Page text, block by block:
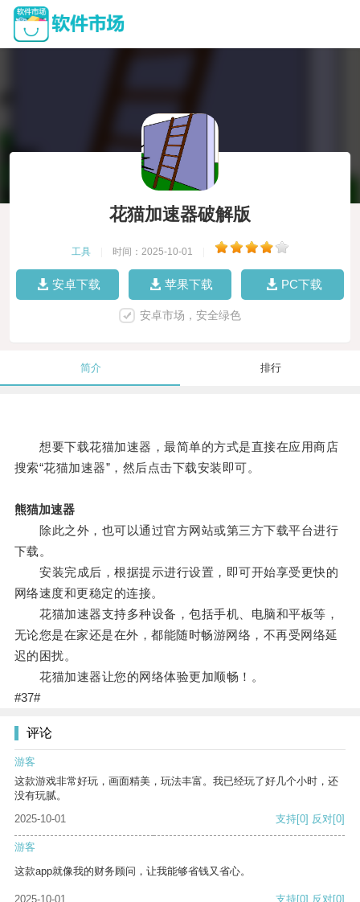
花猫加速器破解版
工具 时间：2025-10-01
安卓下载 苹果下载 PC下载
安卓市场，安全绿色
简介 排行
想要下载花猫加速器，最简单的方式是直接在应用商店
搜索“花猫加速器”，然后点击下载安装即可。
熊猫加速器
除此之外，也可以通过官方网站或第三方下载平台进行
下载。
安装完成后，根据提示进行设置，即可开始享受更快的
网络速度和更稳定的连接。
花猫加速器支持多种设备，包括手机、电脑和平板等，
无论您是在家还是在外，都能随时畅游网络，不再受网络延
迟的困扰。
花猫加速器让您的网络体验更加顺畅！。
#37#
评论
游客
这款游戏非常好玩，画面精美，玩法丰富。我已经玩了好几个小时，还
没有玩腻。
2025-10-01
支持[0] 反对[0]
游客
这款app就像我的财务顾问，让我能够省钱又省心。
2025-10-01 支持[0] 反对[0]